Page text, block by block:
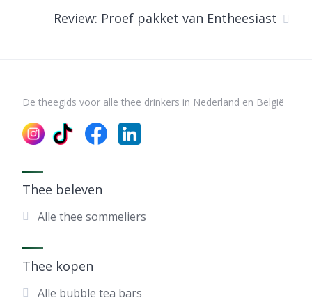
Review: Proef pakket van Entheesiast
De theegids voor alle thee drinkers in Nederland en België
Thee beleven
Alle thee sommeliers
Thee kopen
Alle bubble tea bars